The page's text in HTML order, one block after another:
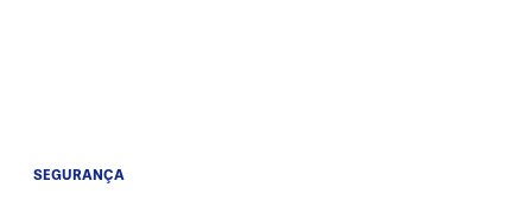
SEGURANÇA